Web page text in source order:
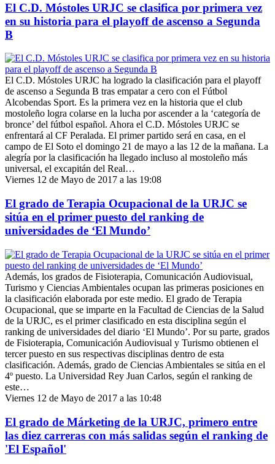
El C.D. Móstoles URJC se clasifica por primera vez
en su historia para el playoff de ascenso a Segunda
B
El C.D. Móstoles URJC ha logrado la clasificación para el playoff
de ascenso a Segunda B tras empatar a cero con el Fútbol
Alcobendas Sport. Es la primera vez en la historia que el club
mostoleño logra colarse en la lucha por ascender a la ‘categoría de
bronce’ del fútbol español. Ahora el C.D. Móstoles URJC se
enfrentará al CF Peralada. El primer partido será en casa, en el
campo de El Soto el domingo 21 de mayo a las 12 de la mañana. La
alegría por la clasificación ha llegado incluso al mostoleño más
universal, el excapitán del Real…
Viernes 12 de Mayo de 2017 a las 19:08
El grado de Terapia Ocupacional de la URJC se
sitúa en el primer puesto del ranking de
universidades de ‘El Mundo’
Además, los grados de Fisioterapia, Comunicación Audiovisual,
Turismo y Ciencias Ambientales ocupan las primeras posiciones en
la clasificación elaborada por este medio. El grado de Terapia
Ocupacional, que se imparte en la Facultad de Ciencias de la Salud
de la URJC, es el primer clasificado en esta disciplina según el
ranking de universidades del diario ‘El Mundo’. Por su parte, grados
de Fisioterapia, Comunicación Audiovisual y Turismo obtienen el
tercer puesto en sus respectivas disciplinas dentro de esta
clasificación. Además, grado de Ciencias Ambientales se sitúa en el
4º puesto. La Universidad Rey Juan Carlos, según el ranking de
este…
Viernes 12 de Mayo de 2017 a las 10:48
El grado de Márketing de la URJC, primero entre
las diez carreras con más salidas según el ranking de
'El Español'